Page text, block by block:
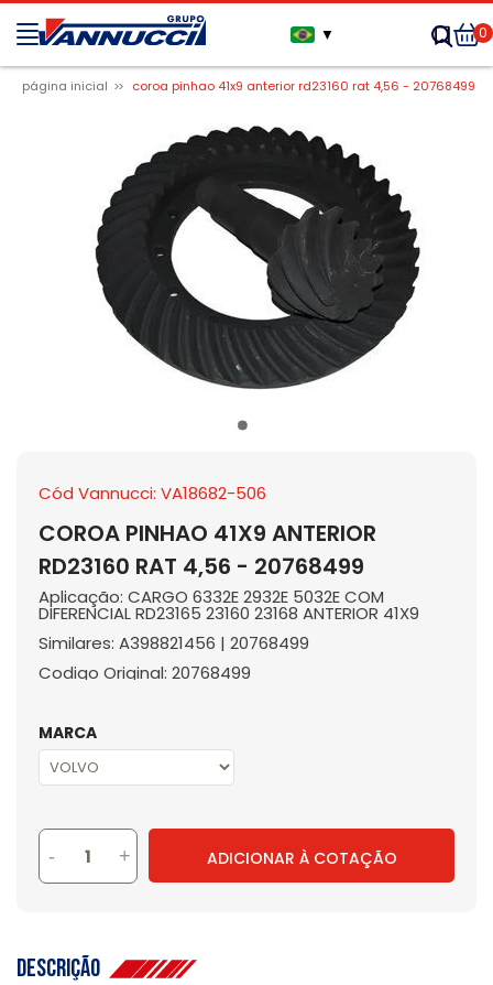
▼ 0
página inicial coroa pinhao 41x9 anterior rd23160 rat 4,56 - 20768499
Cód Vannucci: VA18682-506
COROA PINHAO 41X9 ANTERIOR
RD23160 RAT 4,56 - 20768499
Aplicação: CARGO 6332E 2932E 5032E COM
DIFERENCIAL RD23165 23160 23168 ANTERIOR 41X9
Similares: A398821456 | 20768499
Codigo Original: 20768499
MARCA
- + ADICIONAR À COTAÇÃO
Descrição